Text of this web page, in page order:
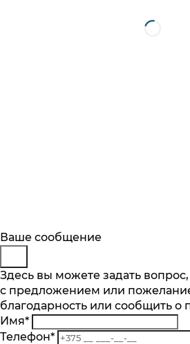
Описание
Отзывы
Основные характеристики
Количество чаш шт.
1
Материал
Будьте в курсе
Подпишитесь на последние
и узнавайте о новинках и
предложениях первыми
Подписаться
Заказ обратного звонка
Представьтесь
Телефон*
Комментарий
Ваше сообщение
Здесь вы можете задать вопрос,
с предложением или
благодарность или сообщить о
Имя*
Телефон*